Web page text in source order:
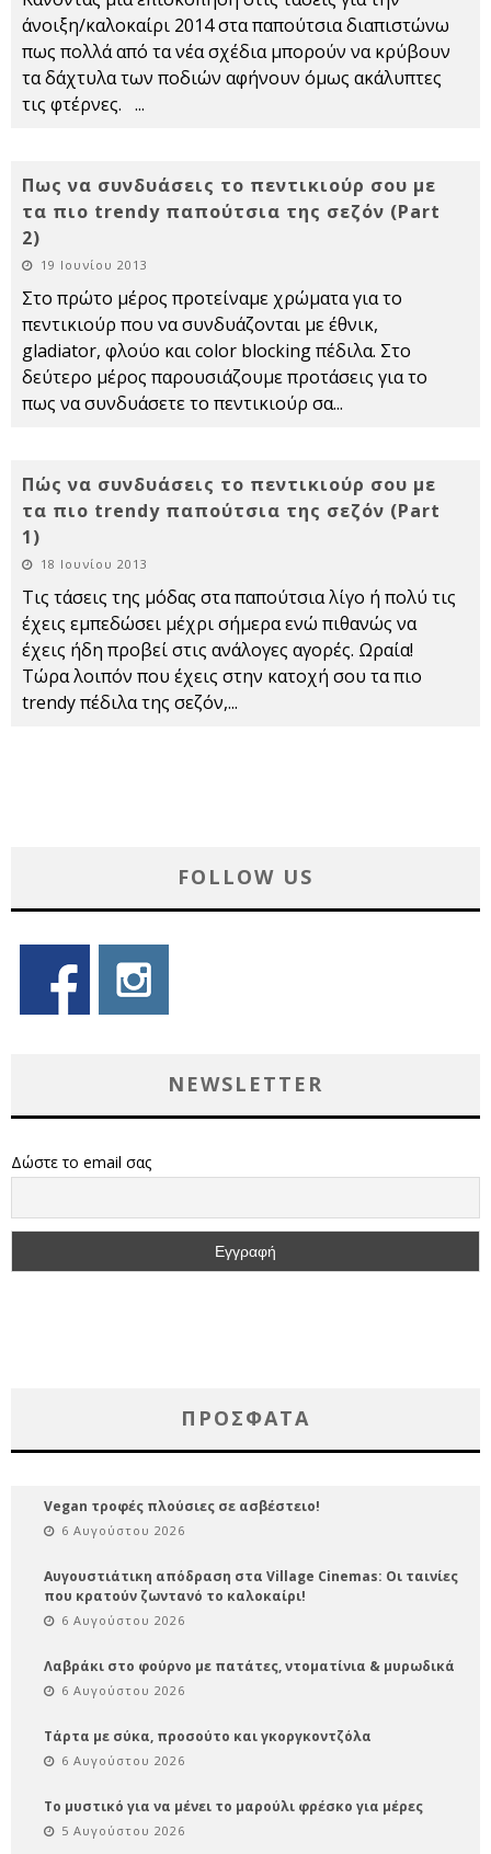
άνοιξη/καλοκαίρι 2014 στα παπούτσια διαπιστώνω
πως πολλά από τα νέα σχέδια μπορούν να κρύβουν
τα δάχτυλα των ποδιών αφήνουν όμως ακάλυπτες
τις φτέρνες. ...
Πως να συνδυάσεις το πεντικιούρ σου με
τα πιο trendy παπούτσια της σεζόν (Part
2)
19 Ιουνίου 2013
Στο πρώτο μέρος προτείναμε χρώματα για το
πεντικιούρ που να συνδυάζονται με έθνικ,
gladiator, φλούο και color blocking πέδιλα. Στο
δεύτερο μέρος παρουσιάζουμε προτάσεις για το
πως να συνδυάσετε το πεντικιούρ σα...
Πώς να συνδυάσεις το πεντικιούρ σου με
τα πιο trendy παπούτσια της σεζόν (Part
1)
18 Ιουνίου 2013
Τις τάσεις της μόδας στα παπούτσια λίγο ή πολύ τις
έχεις εμπεδώσει μέχρι σήμερα ενώ πιθανώς να
έχεις ήδη προβεί στις ανάλογες αγορές. Ωραία!
Τώρα λοιπόν που έχεις στην κατοχή σου τα πιο
trendy πέδιλα της σεζόν,...
FOLLOW US
NEWSLETTER
Δώστε το email σας
ΠΡΌΣΦΑΤΑ
Vegan τροφές πλούσιες σε ασβέστειο!
6 Αυγούστου 2026
Αυγουστιάτικη απόδραση στα Village Cinemas: Οι ταινίες
που κρατούν ζωντανό το καλοκαίρι!
6 Αυγούστου 2026
Λαβράκι στο φούρνο με πατάτες, ντοματίνια & μυρωδικά
6 Αυγούστου 2026
Τάρτα με σύκα, προσούτο και γκοργκοντζόλα
6 Αυγούστου 2026
Το μυστικό για να μένει το μαρούλι φρέσκο για μέρες
5 Αυγούστου 2026